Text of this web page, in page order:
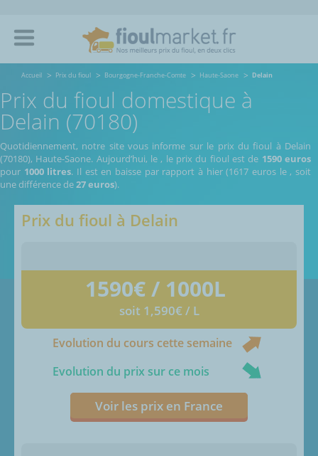
Accueil Prix du fioul Bourgogne-Franche-Comte Haute-Saone Delain
Prix du fioul domestique à
Delain (70180)
Quotidiennement, notre site vous informe sur le prix du fioul à Delain
(70180), Haute-Saone. Aujourd’hui, le , le prix du fioul est de 1590 euros
pour 1000 litres. Il est en baisse par rapport à hier (1617 euros le, soit
une différence de27 euros).
Prix du fioul à Delain
1590€ / 1000L
soit 1,590€ / L
Evolution du cours cette semaine
Evolution du prix sur ce mois
Voir les prix en France